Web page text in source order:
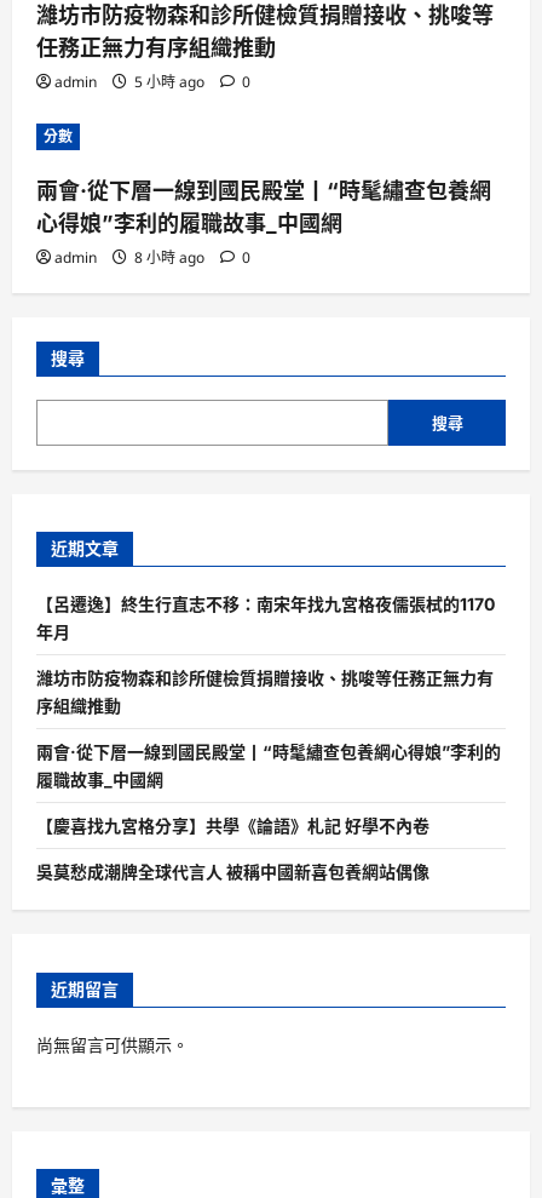
濰坊市防疫物森和診所健檢質捐贈接收、挑唆等
任務正無力有序組織推動
admin 5 小時 ago 0
分數
兩會·從下層一線到國民殿堂丨“時髦繡查包養網
心得娘”李利的履職故事_中國網
admin 8 小時 ago 0
搜尋
搜尋
近期文章
【呂遷逸】終生行直志不移：南宋年找九宮格夜儒張栻的1170
年月
濰坊市防疫物森和診所健檢質捐贈接收、挑唆等任務正無力有
序組織推動
兩會·從下層一線到國民殿堂丨“時髦繡查包養網心得娘”李利的
履職故事_中國網
【慶喜找九宮格分享】共學《論語》札記 好學不內卷
吳莫愁成潮牌全球代言人 被稱中國新喜包養網站偶像
近期留言
尚無留言可供顯示。
彙整